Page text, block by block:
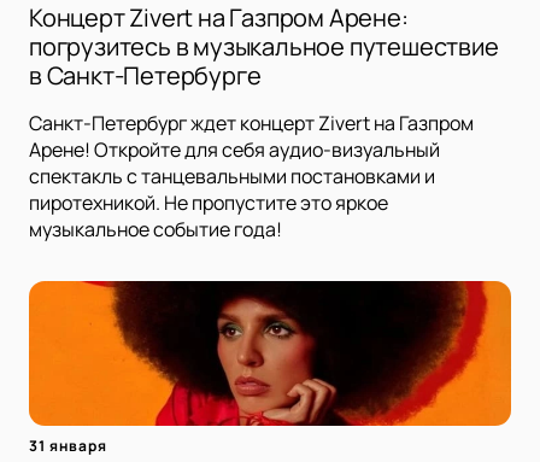
Концерт Zivert на Газпром Арене:
погрузитесь в музыкальное путешествие
в Санкт-Петербурге
Санкт-Петербург ждет концерт Zivert на Газпром
Арене! Откройте для себя аудио-визуальный
спектакль с танцевальными постановками и
пиротехникой. Не пропустите это яркое
музыкальное событие года!
31 января